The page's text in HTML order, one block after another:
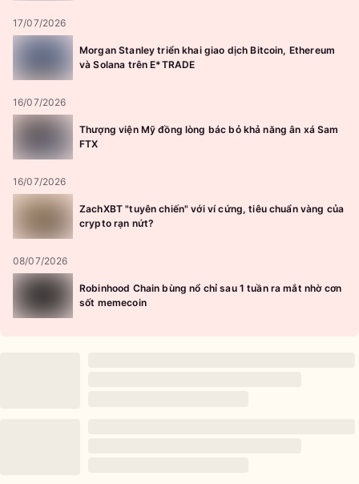
17/07/2026
Morgan Stanley triển khai giao dịch Bitcoin, Ethereum
và Solana trên E*TRADE
16/07/2026
Thượng viện Mỹ đồng lòng bác bỏ khả năng ân xá Sam
FTX
16/07/2026
ZachXBT "tuyên chiến" với ví cứng, tiêu chuẩn vàng của
crypto rạn nứt?
08/07/2026
Robinhood Chain bùng nổ chỉ sau 1 tuần ra mắt nhờ cơn
sốt memecoin